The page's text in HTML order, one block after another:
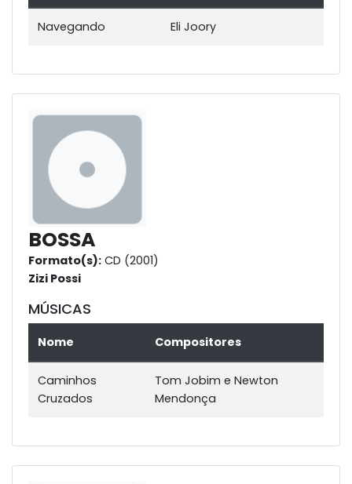
Navegando Eli Joory
BOSSA
Formato(s): CD (2001)
Zizi Possi
MÚSICAS
Nome Compositores
Caminhos
Cruzados
Tom Jobim e Newton
Mendonça